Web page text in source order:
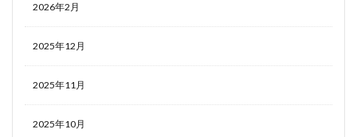
2026年2月
2025年12月
2025年11月
2025年10月